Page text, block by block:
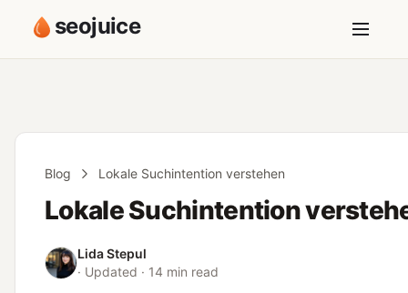
seojuice
Blog Lokale Suchintention verstehen
Lokale Suchintention
Lida Stepul
· Updated · 14 min read